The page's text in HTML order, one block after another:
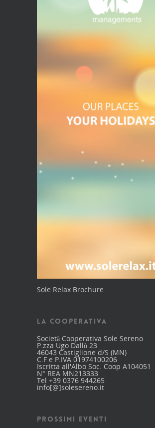
Sole Relax Brochure
LA COOPERATIVA
Società Cooperativa Sole Sereno
P.zza Ugo Dallò 23
46043 Castiglione d/S (MN)
C.F e P.IVA 01974100206
Iscritta all'Albo Soc. Coop A104051
N° REA MN213333
Tel +39 0376 944265
info[@]solesereno.it
PROSSIMI EVENTI